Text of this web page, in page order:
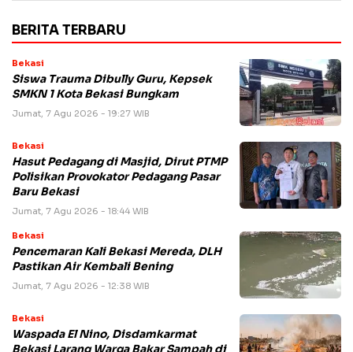
BERITA TERBARU
Bekasi
Siswa Trauma Dibully Guru, Kepsek
SMKN 1 Kota Bekasi Bungkam
Jumat, 7 Agu 2026 - 19:27 WIB
Bekasi
Hasut Pedagang di Masjid, Dirut PTMP
Polisikan Provokator Pedagang Pasar
Baru Bekasi
Jumat, 7 Agu 2026 - 18:44 WIB
Bekasi
Pencemaran Kali Bekasi Mereda, DLH
Pastikan Air Kembali Bening
Jumat, 7 Agu 2026 - 12:38 WIB
Bekasi
Waspada El Nino, Disdamkarmat